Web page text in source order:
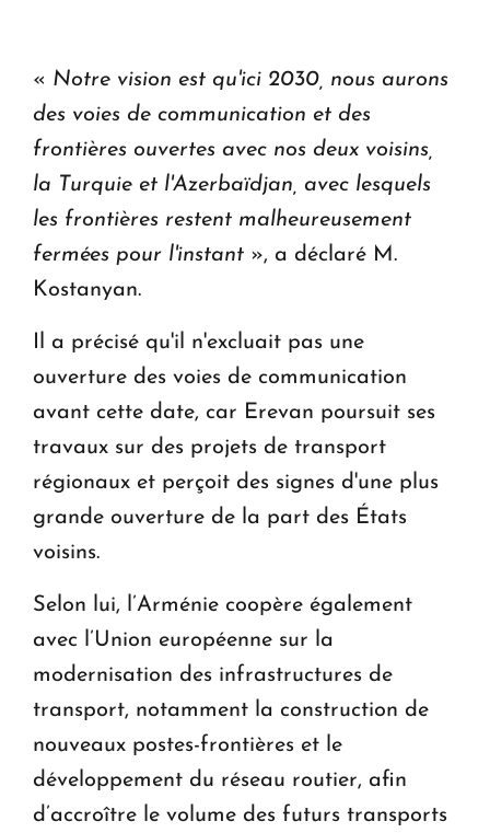
« Notre vision est qu'ici 2030, nous aurons
des voies de communication et des
frontières ouvertes avec nos deux voisins,
la Turquie et l'Azerbaïdjan, avec lesquels
les frontières restent malheureusement
fermées pour l'instant », a déclaré M.
Kostanyan.
Il a précisé qu'il n'excluait pas une
ouverture des voies de communication
avant cette date, car Erevan poursuit ses
travaux sur des projets de transport
régionaux et perçoit des signes d'une plus
grande ouverture de la part des États
voisins.
Selon lui, l’Arménie coopère également
avec l’Union européenne sur la
modernisation des infrastructures de
transport, notamment la construction de
nouveaux postes-frontières et le
développement du réseau routier, afin
d’accroître le volume des futurs transports